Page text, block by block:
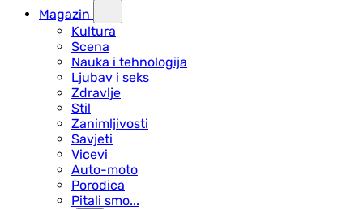
Magazin
Kultura
Scena
Nauka i tehnologija
Ljubav i seks
Zdravlje
Stil
Zanimljivosti
Savjeti
Vicevi
Auto-moto
Porodica
Pitali smo...